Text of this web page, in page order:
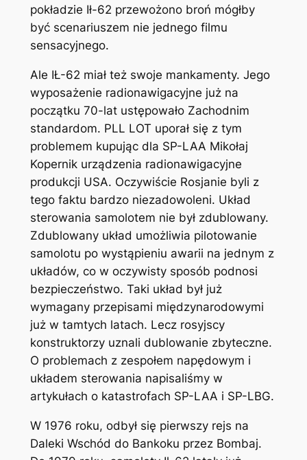
pokładzie Ił-62 przewożono broń mógłby
być scenariuszem nie jednego filmu
sensacyjnego.
Ale IŁ-62 miał też swoje mankamenty. Jego
wyposażenie radionawigacyjne już na
początku 70-lat ustępowało Zachodnim
standardom. PLL LOT uporał się z tym
problemem kupując dla SP-LAA Mikołaj
Kopernik urządzenia radionawigacyjne
produkcji USA. Oczywiście Rosjanie byli z
tego faktu bardzo niezadowoleni. Układ
sterowania samolotem nie był zdublowany.
Zdublowany układ umożliwia pilotowanie
samolotu po wystąpieniu awarii na jednym z
układów, co w oczywisty sposób podnosi
bezpieczeństwo. Taki układ był już
wymagany przepisami międzynarodowymi
już w tamtych latach. Lecz rosyjscy
konstruktorzy uznali dublowanie zbyteczne.
O problemach z zespołem napędowym i
układem sterowania napisaliśmy w
artykułach o katastrofach SP-LAA i SP-LBG.
W 1976 roku, odbył się pierwszy rejs na
Daleki Wschód do Bankoku przez Bombaj.